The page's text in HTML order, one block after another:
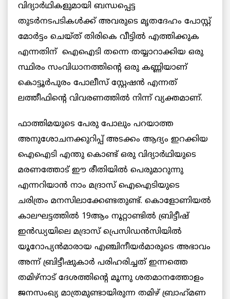
വിദ്യാർഥികളുമായി ബന്ധപ്പെട്ട
തുടർനടപടികൾക്ക് അവരുടെ മൃതദേഹം പോസ്റ്റ്
മോർട്ടം ചെയ്ത് തിരികെ വീട്ടിൽ എത്തിക്കുക
എന്നതിന് ഐഐടി തന്നെ തയ്യാറാക്കിയ ഒരു
സ്ഥിരം സംവിധാനത്തിന്റെ ഒരു കണ്ണിയാണ്
കൊട്ടൂർപുരം പോലീസ് സ്റ്റേഷൻ എന്നത്
ലത്തീഫിന്റെ വിവരണത്തിൽ നിന്ന് വ്യക്തമാണ്.
ഫാത്തിമയുടെ പേരു പോലും പറയാത്ത
അനുശോചനക്കുറിപ്പ് അടക്കം ആദ്യം ഇറക്കിയ
ഐഐടി എന്തു കൊണ്ട് ഒരു വിദ്യാർഥിയുടെ
മരണത്തോട് ഈ രീതിയിൽ പെരുമാറുന്നു
എന്നറിയാൻ നാം മദ്രാസ് ഐഐടിയുടെ
ചരിത്രം മനസിലാക്കേണ്ടതുണ്ട്. കൊളോണിയൽ
കാലഘട്ടത്തിൽ 19ആം നൂറ്റാണ്ടിൽ ബ്രിട്ടീഷ്
ഇൻഡ്യയിലെ മദ്രാസ് പ്രെസിഡൻസിയിൽ
യൂറോപ്യൻമാരായ എഞ്ചിനീയർമാരുടെ അഭാവം
അന്ന് ബ്രിട്ടീഷുകാർ പരിഹരിച്ചത് ഇന്നത്തെ
തമിഴ്നാട് ദേശത്തിന്റെ മൂന്നു ശതമാനത്തോളം
ജനസംഖ്യ മാത്രമുണ്ടായിരുന്ന തമിഴ് ബ്രാഹ്‌മണ